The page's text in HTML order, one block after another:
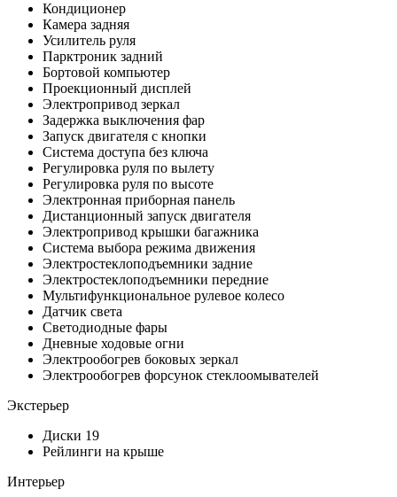
Кондиционер
Камера задняя
Усилитель руля
Парктроник задний
Бортовой компьютер
Проекционный дисплей
Электропривод зеркал
Задержка выключения фар
Запуск двигателя с кнопки
Система доступа без ключа
Регулировка руля по вылету
Регулировка руля по высоте
Электронная приборная панель
Дистанционный запуск двигателя
Электропривод крышки багажника
Система выбора режима движения
Электростеклоподъемники задние
Электростеклоподъемники передние
Мультифункциональное рулевое колесо
Датчик света
Светодиодные фары
Дневные ходовые огни
Электрообогрев боковых зеркал
Электрообогрев форсунок стеклоомывателей
Экстерьер
Диски 19
Рейлинги на крыше
Интерьер